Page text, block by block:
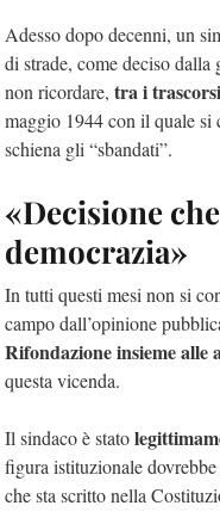
Adesso dopo decenni, un
di strade, come deciso
non ricordare, tra i
maggio 1944 con il quale si
schiena gli “sbandati”.
«Decisione
democrazia»
In tutti questi mesi non si
campo dall’opinione
Rifondazione insieme alle
questa vicenda.
Il sindaco è stato
figura istituzionale
che sta scritto nella